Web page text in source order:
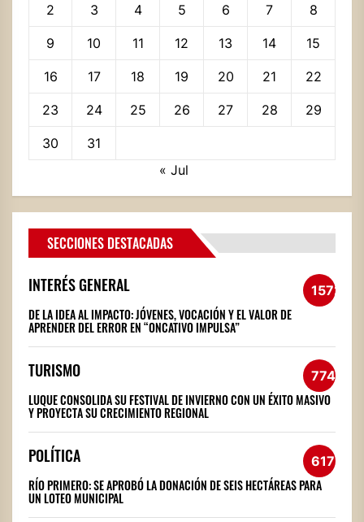
2 3 4 5 6 7 8
9 10 11 12 13 14 15
16 17 18 19 20 21 22
23 24 25 26 27 28 29
30
31
« Jul
SECCIONES DESTACADAS
INTERÉS GENERAL 1572
DE LA IDEA AL IMPACTO: JÓVENES, VOCACIÓN Y EL VALOR DE
APRENDER DEL ERROR EN “ONCATIVO IMPULSA”
TURISMO 774
LUQUE CONSOLIDA SU FESTIVAL DE INVIERNO CON UN ÉXITO MASIVO
Y PROYECTA SU CRECIMIENTO REGIONAL
POLÍTICA 617
RÍO PRIMERO: SE APROBÓ LA DONACIÓN DE SEIS HECTÁREAS PARA
UN LOTEO MUNICIPAL